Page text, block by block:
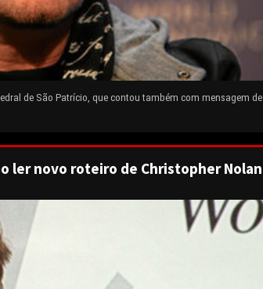
de São Patrício, que contou também com mensagem de
ler novo roteiro de Christopher Nolan